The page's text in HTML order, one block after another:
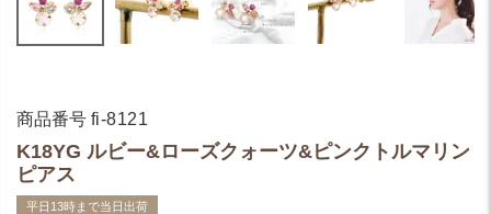
商品番号 fi-8121
K18YG ルビー&ローズクォーツ&ピンクトルマリン
ピアス
平日13時まで当日出荷